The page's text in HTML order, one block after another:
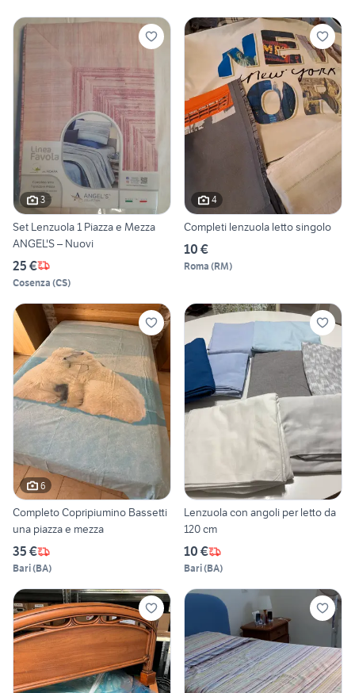
3
Set Lenzuola 1 Piazza e Mezza
ANGEL'S – Nuovi
25 €
Cosenza (CS)
4
Completi lenzuola letto singolo
10 €
Roma (RM)
6
Completo Copripiumino Bassetti
una piazza e mezza
35 €
Bari(BA)
Lenzuola con angoli per letto da
120 cm
10 €
Bari(BA)